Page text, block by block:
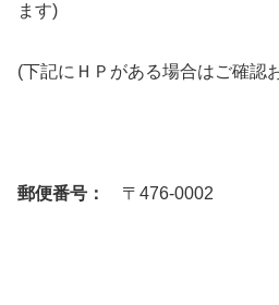
ます)
(下記にＨＰがある場合はご確認
郵便番号： 〒476-0002